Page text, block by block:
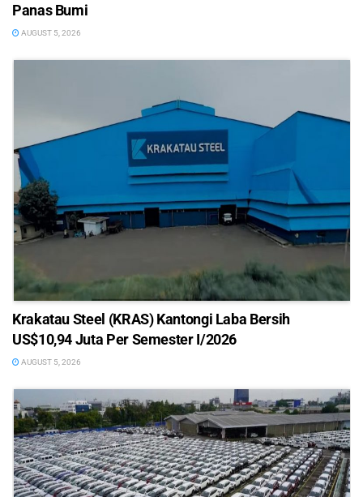
Panas Bumi
AUGUST 5, 2026
Krakatau Steel (KRAS) Kantongi Laba Bersih
US$10,94 Juta Per Semester I/2026
AUGUST 5, 2026